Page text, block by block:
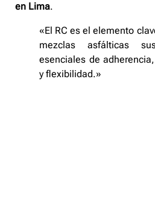
en Lima.
«El RC es el elemento
mezclas asfálticas
esenciales de
y flexibilidad.»